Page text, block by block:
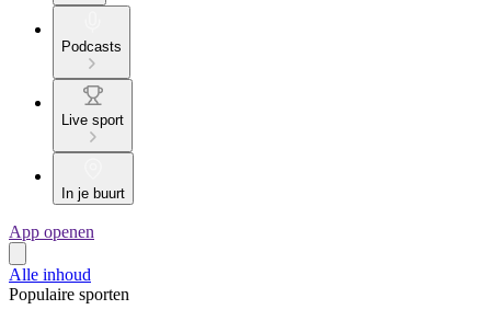
Podcasts
Live sport
In je buurt
App openen
Alle inhoud
Populaire sporten